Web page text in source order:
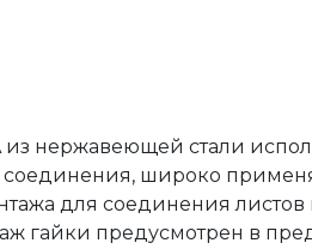
из нержавеющей стали
широко
для соединения листов
гайки предусмотрен в